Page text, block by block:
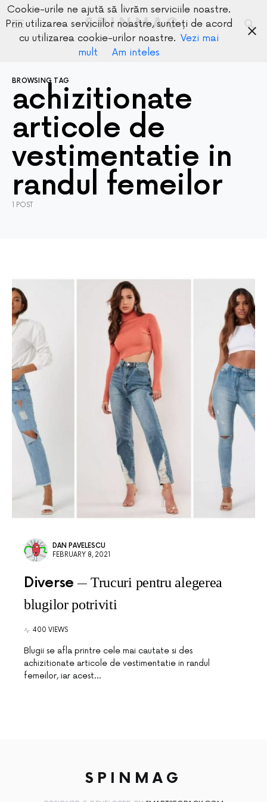
SPINMAG
BROWSING TAG
achizitionate
articole de
vestimentatie in
randul femeilor
1 POST
DAN PAVELESCU
FEBRUARY 8, 2021
Diverse
Trucuri pentru alegerea
blugilor potriviti
400 VIEWS
Blugii se afla printre cele mai cautate si des
achizitionate articole de vestimentatie in randul
femeilor, iar acest…
SPINMAG
Cookie-urile ne ajută să livrăm serviciile noastre.
Prin utilizarea serviciilor noastre, sunteți de acord
cu utilizarea cookie-urilor noastre. Vezi mai
mult
Am inteles